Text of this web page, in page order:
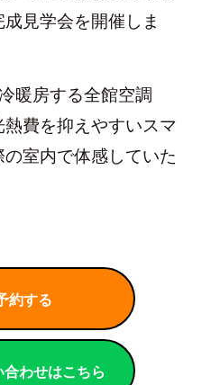
見学会を開催しま
暖房する全館空調
費を抑えやすいスマ
室内で体感していた
約する
合わせはこちら